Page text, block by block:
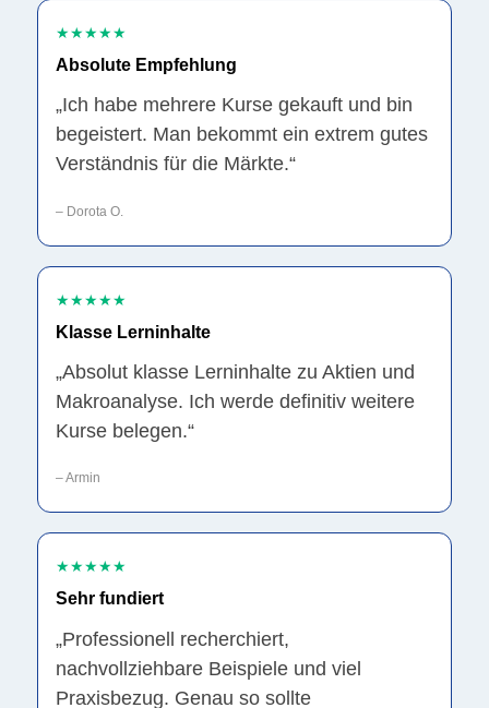
★★★★★
Absolute Empfehlung
„Ich habe mehrere Kurse gekauft und bin
begeistert. Man bekommt ein extrem gutes
Verständnis für die Märkte.“
– Dorota O.
★★★★★
Klasse Lerninhalte
„Absolut klasse Lerninhalte zu Aktien und
Makroanalyse. Ich werde definitiv weitere
Kurse belegen.“
– Armin
★★★★★
Sehr fundiert
„Professionell recherchiert,
nachvollziehbare Beispiele und viel
Praxisbezug. Genau so sollte